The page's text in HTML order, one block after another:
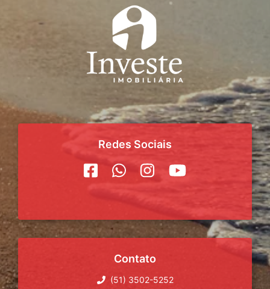
Redes Sociais
Contato
(51) 3502-5252